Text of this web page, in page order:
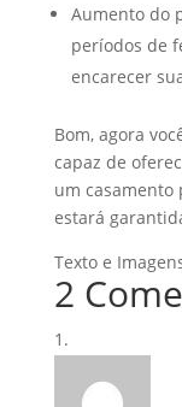
Aumento do
períodos de
encarecer
Bom, agora
capaz de
um casamento
estará
Texto e
2